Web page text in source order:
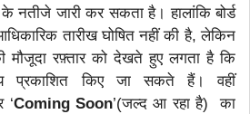
नतीजे जारी कर सकता है। हालांकि बोर्ड
तारीख घोषित नहीं की है, लेकिन
मौजूदा रफ़्तार को देखते हुए लगता है कि
प्रकाशित किए जा सकते हैं। वहीं
‘Coming Soon’(जल्द आ रहा है) का